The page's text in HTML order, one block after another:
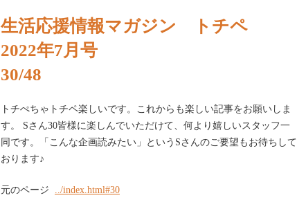
生活応援情報マガジン トチペ
2022年7月号
30/48
トチぺちゃトチペ楽しいです。これからも楽しい記事をお願いしま
す。 Sさん30皆様に楽しんでいただけて、何より嬉しいスタッフ一
同です。「こんな企画読みたい」というSさんのご要望もお待ちして
おります♪
元のページ ../index.html#30